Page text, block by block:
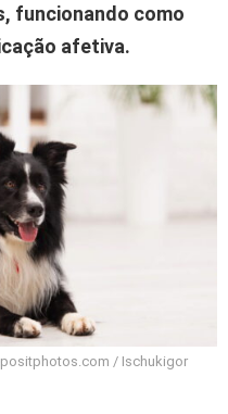
funcionando como
afetiva.
/ Ischukigor